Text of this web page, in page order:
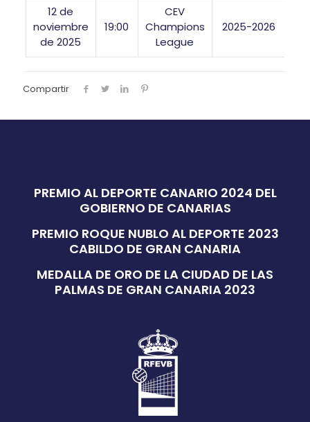
12 de
noviembre
de 2025
19:00
CEV
Champions
League
2025-2026
Compartir
PREMIO AL DEPORTE CANARIO 2024 DEL
GOBIERNO DE CANARIAS
PREMIO ROQUE NUBLO AL DEPORTE 2023
CABILDO DE GRAN CANARIA
MEDALLA DE ORO DE LA CIUDAD DE LAS
PALMAS DE GRAN CANARIA 2023